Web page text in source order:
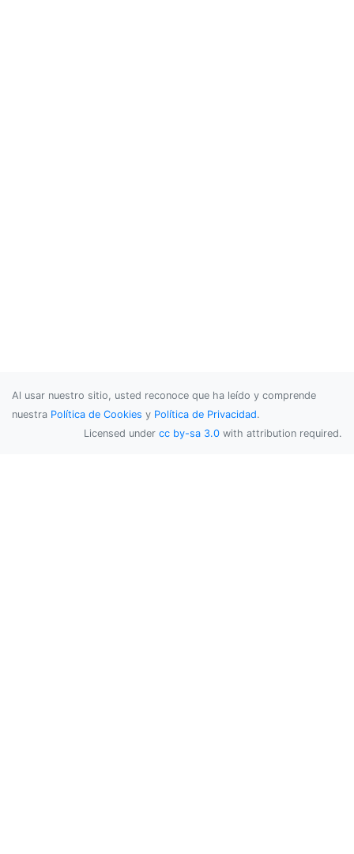
Al usar nuestro sitio, usted reconoce que ha leído y comprende
nuestra Política de Cookies y Política de Privacidad.
Licensed under cc by-sa 3.0 with attribution required.